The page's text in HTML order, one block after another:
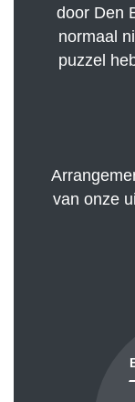
door Den
normaal
puzzel
van onze